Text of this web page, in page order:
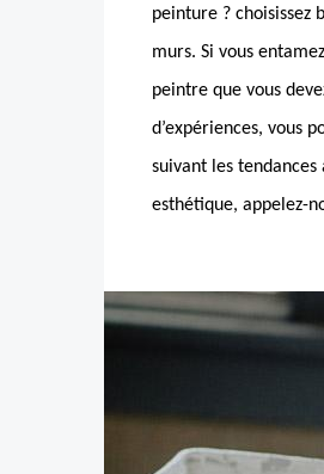
peinture ? choisissez
murs. Si vous
peintre que vous
d’expériences, vous
suivant les
esthétique, appelez-